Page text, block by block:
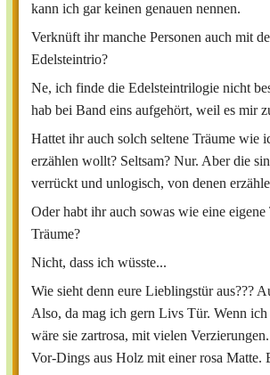
kann ich gar keinen genauen nennen.
Verknüft ihr manche Personen auch mit
Edelsteintrio?
Ne, ich finde die Edelsteintrilogie nicht
hab bei Band eins aufgehört, weil es mir
Hattet ihr auch solch seltene Träume wie
erzählen wollt? Seltsam? Nur. Aber die
verrückt und unlogisch, von denen
Oder habt ihr auch sowas wie eine
Träume?
Nicht, dass ich wüsste...
Wie sieht denn eure Lieblingstür aus???
Also, da mag ich gern Livs Tür. Wenn ich
wäre sie zartrosa, mit vielen
Vor-Dings aus Holz mit einer rosa Matte.